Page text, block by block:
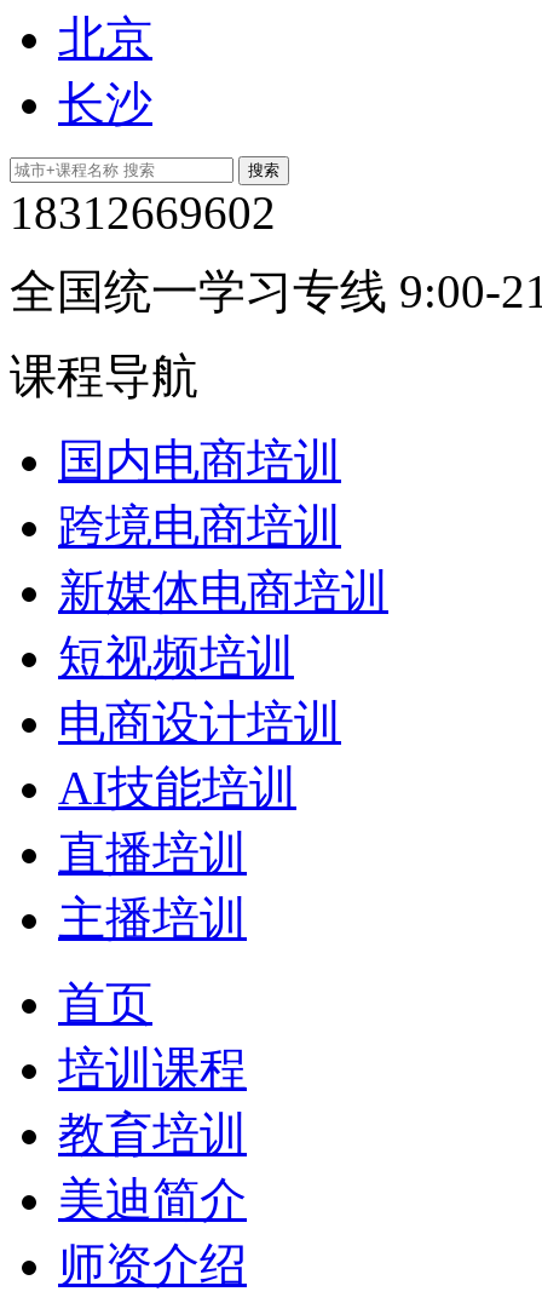
北京
长沙
18312669602
全国统一学习专线 9:00-
课程导航
国内电商培训
跨境电商培训
新媒体电商培训
短视频培训
电商设计培训
AI技能培训
直播培训
主播培训
首页
培训课程
教育培训
美迪简介
师资介绍